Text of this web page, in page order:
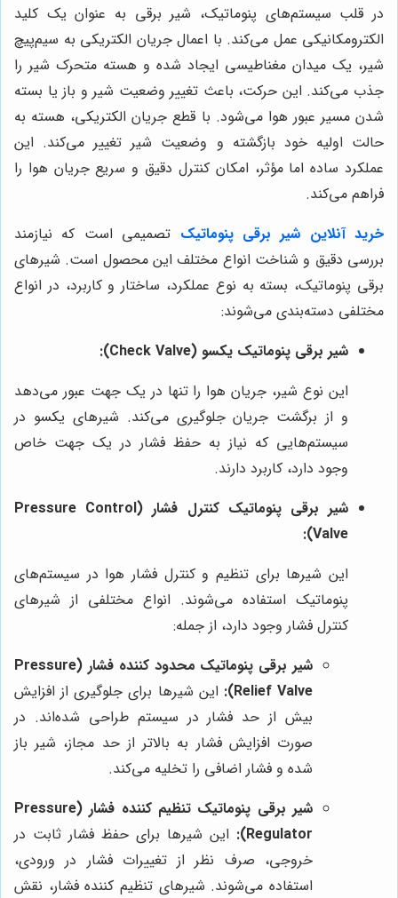
در قلب سیستم‌های پنوماتیک، شیر برقی به عنوان یک کلید
الکترومکانیکی عمل می‌کند. با اعمال جریان الکتریکی به سیم‌پیچ
شیر، یک میدان مغناطیسی ایجاد شده و هسته متحرک شیر را
جذب می‌کند. این حرکت، باعث تغییر وضعیت شیر و باز یا بسته
شدن مسیر عبور هوا می‌شود. با قطع جریان الکتریکی، هسته به
حالت اولیه خود بازگشته و وضعیت شیر تغییر می‌کند. این
عملکرد ساده اما مؤثر، امکان کنترل دقیق و سریع جریان هوا را
فراهم می‌کند.
خرید آنلاین شیر برقی پنوماتیک تصمیمی است که نیازمند
بررسی دقیق و شناخت انواع مختلف این محصول است. شیرهای
برقی پنوماتیک، بسته به نوع عملکرد، ساختار و کاربرد، در انواع
مختلفی دسته‌بندی می‌شوند:
شیر برقی پنوماتیک یکسو (Check Valve):
این نوع شیر، جریان هوا را تنها در یک جهت عبور می‌دهد
و از برگشت جریان جلوگیری می‌کند. شیرهای یکسو در
سیستم‌هایی که نیاز به حفظ فشار در یک جهت خاص
وجود دارد، کاربرد دارند.
شیر برقی پنوماتیک کنترل فشار (Pressure Control
Valve):
این شیرها برای تنظیم و کنترل فشار هوا در سیستم‌های
پنوماتیک استفاده می‌شوند. انواع مختلفی از شیرهای
کنترل فشار وجود دارد، از جمله:
شیر برقی پنوماتیک محدود کننده فشار (Pressure
Relief Valve):
این شیرها برای جلوگیری از افزایش
بیش از حد فشار در سیستم طراحی شده‌اند. در
صورت افزایش فشار به بالاتر از حد مجاز، شیر باز
شده و فشار اضافی را تخلیه می‌کند.
شیر برقی پنوماتیک تنظیم کننده فشار (Pressure
Regulator):
این شیرها برای حفظ فشار ثابت در
خروجی، صرف نظر از تغییرات فشار در ورودی،
استفاده می‌شوند. شیرهای تنظیم کننده فشار، نقش